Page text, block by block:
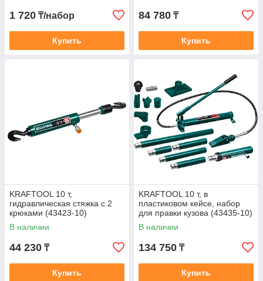
1 720 ₸/набор
Купить
84 780 ₸
Купить
KRAFTOOL 10 т,
гидравлическая стяжка с 2
крюками (43423-10)
В наличии
44 230 ₸
Купить
KRAFTOOL 10 т, в
пластиковом кейсе, набор
для правки кузова (43435-10)
В наличии
134 750 ₸
Купить